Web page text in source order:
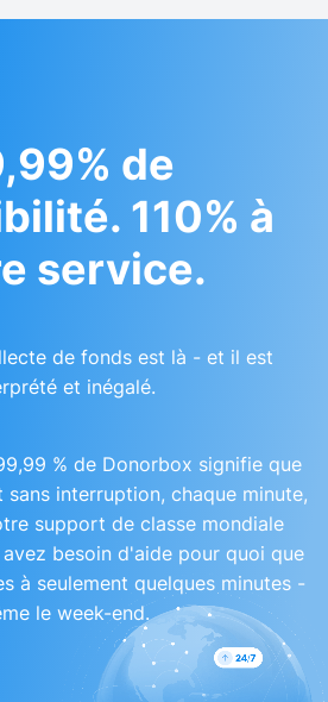
de
110% à
service.
de fonds est là - et il est
et inégalé.
% de Donorbox signifie que
interruption, chaque minute,
support de classe mondiale
besoin d'aide pour quoi que
à seulement quelques minutes -
le week-end.